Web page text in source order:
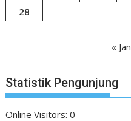
28
« Jan
Statistik Pengunjung
Online Visitors:0